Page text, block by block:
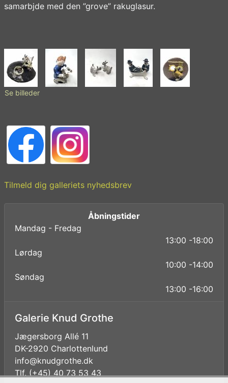
samarbjde med den ”grove” rakuglasur.
Se billeder
Tilmeld dig galleriets nyhedsbrev
Åbningstider
Mandag - Fredag
13:00 -18:00
Lørdag
10:00 -14:00
Søndag
13:00 -16:00
Galerie Knud Grothe
Jægersborg Allé 11
DK-2920 Charlottenlund
info@knudgrothe.dk
Tlf. (+45) 40 73 53 43